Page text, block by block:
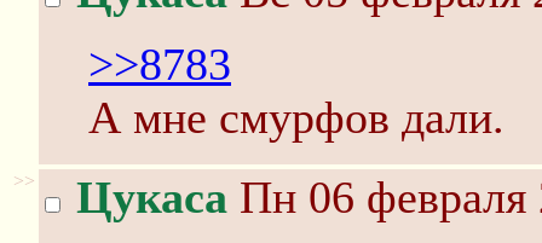
>>8783
А мне смурфов дали.
>> Цукаса Пн 06 февраля